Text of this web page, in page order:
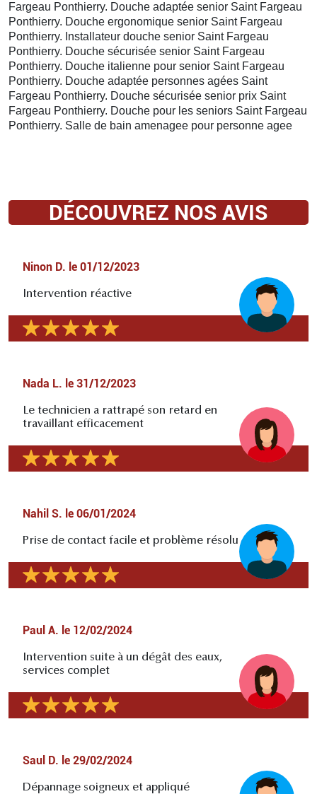
Fargeau Ponthierry. Douche adaptée senior Saint Fargeau
Ponthierry. Douche ergonomique senior Saint Fargeau
Ponthierry. Installateur douche senior Saint Fargeau
Ponthierry. Douche sécurisée senior Saint Fargeau
Ponthierry. Douche italienne pour senior Saint Fargeau
Ponthierry. Douche adaptée personnes agées Saint
Fargeau Ponthierry. Douche sécurisée senior prix Saint
Fargeau Ponthierry. Douche pour les seniors Saint Fargeau
Ponthierry. Salle de bain amenagee pour personne agee
DÉCOUVREZ NOS AVIS
Ninon D. le 01/12/2023
Intervention réactive
Nada L. le 31/12/2023
Le technicien a rattrapé son retard en
travaillant efficacement
Nahil S. le 06/01/2024
Prise de contact facile et problème résolu
Paul A. le 12/02/2024
Intervention suite à un dégât des eaux,
services complet
Saul D. le 29/02/2024
Dépannage soigneux et appliqué